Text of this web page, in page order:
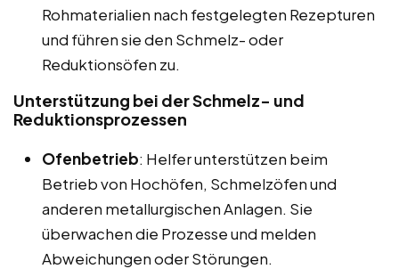
Rohmaterialien nach festgelegten Rezepturen
und führen sie den Schmelz- oder
Reduktionsöfen zu.
Unterstützung bei der Schmelz- und
Reduktionsprozessen
Ofenbetrieb: Helfer unterstützen beim
Betrieb von Hochöfen, Schmelzöfen und
anderen metallurgischen Anlagen. Sie
überwachen die Prozesse und melden
Abweichungen oder Störungen.